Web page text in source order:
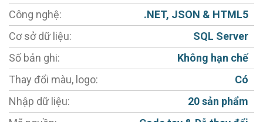
- Tính năng Zoom, lật ảnh.
- MIỄN PHÍ Tích hợp công cụ chat trực tuyến
Facebook / Zalo.
- Hỗ trợ đổi màu chủ đạo miễn phí
- Hỗ trợ tối đa cho việc chăm sóc khách hàng.
- Thiết kế web chuẩn SEO, đầy đủ các công cụ hỗ trợ
Công nghệ:
.NET, JSON & HTML5
Cơ sở dữ liệu:
SQL Server
Số bản ghi:
Không hạn chế
Thay đổi màu, logo:
Có
Nhập dữ liệu:
20 sản phẩm